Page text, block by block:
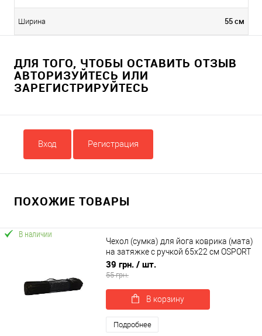
Ширина 55 см
ДЛЯ ТОГО, ЧТОБЫ ОСТАВИТЬ ОТЗЫВ
АВТОРИЗУЙТЕСЬ ИЛИ
ЗАРЕГИСТРИРУЙТЕСЬ
Вход Регистрация
ПОХОЖИЕ ТОВАРЫ
В наличии
Чехол (сумка) для йога коврика (мата)
на затяжке с ручкой 65х22 см OSPORT
(MS 1500-2)
39 грн. / шт.
55 грн.
В корзину
Подробнее